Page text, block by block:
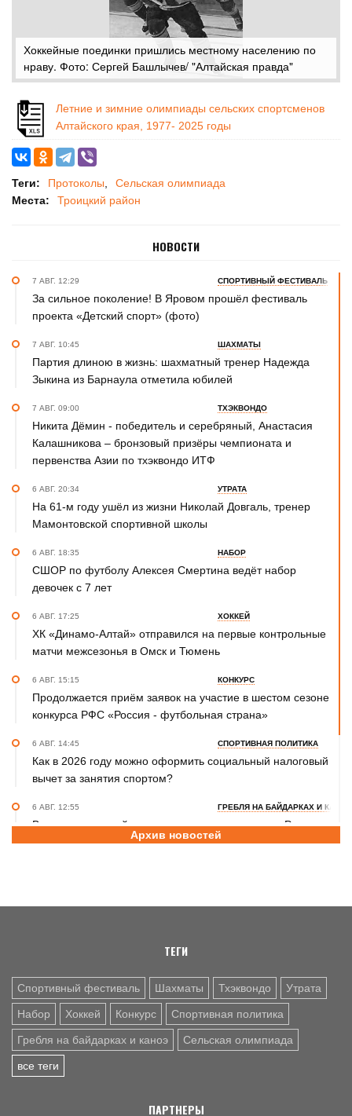
Хоккейные поединки пришлись местному населению по
нраву. Фото: Сергей Башлычев/ "Алтайская правда"
Летние и зимние олимпиады сельских спортсменов
Алтайского края, 1977- 2025 годы
Теги: Протоколы
Сельская олимпиада
Места:
Троицкий район
НОВОСТИ
7 АВГ. 12:29 СПОРТИВНЫЙ ФЕСТИВАЛЬ
За сильное поколение! В Яровом прошёл фестиваль
проекта «Детский спорт» (фото)
7 АВГ. 10:45 ШАХМАТЫ
Партия длиною в жизнь: шахматный тренер Надежда
Зыкина из Барнаула отметила юбилей
7 АВГ. 09:00 ТХЭКВОНДО
Никита Дёмин - победитель и серебряный, Анастасия
Калашникова – бронзовый призёры чемпионата и
первенства Азии по тхэквондо ИТФ
6 АВГ. 20:34 УТРАТА
На 61-м году ушёл из жизни Николай Довгаль, тренер
Мамонтовской спортивной школы
6 АВГ. 18:35 НАБОР
СШОР по футболу Алексея Смертина ведёт набор
девочек с 7 лет
6 АВГ. 17:25 ХОККЕЙ
ХК «Динамо-Алтай» отправился на первые контрольные
матчи межсезонья в Омск и Тюмень
6 АВГ. 15:15 КОНКУРС
Продолжается приём заявок на участие в шестом сезоне
конкурса РФС «Россия - футбольная страна»
6 АВГ. 14:45 СПОРТИВНАЯ ПОЛИТИКА
Как в 2026 году можно оформить социальный налоговый
вычет за занятия спортом?
6 АВГ. 12:55 ГРЕБЛЯ НА БАЙДАРКАХ И КАНОЭ
В заключительный день юниорского первенства России
на счету алтайских гребцов три медали
летняя. Поспелиха, 2014 год. Часть первая
Архив новостей
ТЕГИ
Спортивный фестиваль Шахматы Тхэквондо Утрата
Набор Хоккей Конкурс Спортивная политика
Гребля на байдарках и каноэ Сельская олимпиада
все теги
ПАРТНЕРЫ